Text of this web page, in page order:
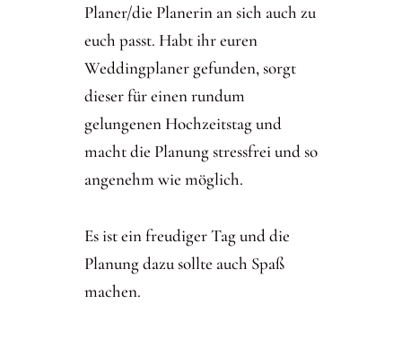
Planer/die Planerin an sich auch zu
euch passt. Habt ihr euren
Weddingplaner gefunden, sorgt
dieser für einen rundum
gelungenen Hochzeitstag und
macht die Planung stressfrei und so
angenehm wie möglich.
Es ist ein freudiger Tag und die
Planung dazu sollte auch Spaß
machen.